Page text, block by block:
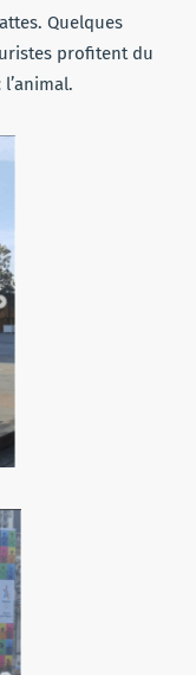
Quelques
profitent du